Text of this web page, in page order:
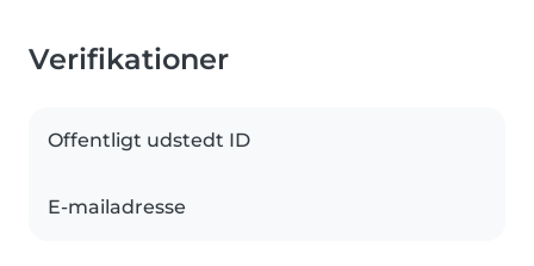
Verifikationer
Offentligt udstedt ID
E-mailadresse